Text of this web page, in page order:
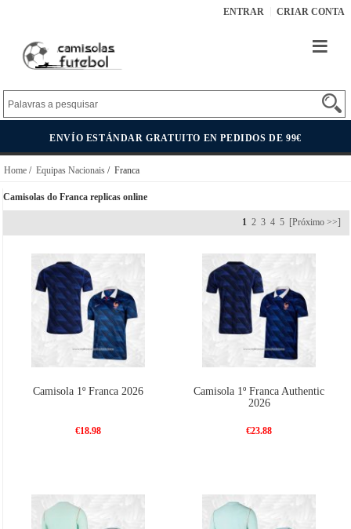
ENTRAR CRIAR CONTA
ENVÍO ESTÁNDAR GRATUITO EN PEDIDOS DE 99€
Home / Equipas Nacionais / Franca
Camisolas do Franca replicas online
1 2 3 4 5 [Próximo >>]
Camisola 1º Franca 2026
€18.98
Camisola 1º Franca Authentic
2026
€23.88